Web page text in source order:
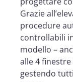
Grazie
procedure
controllabili
modello –
alle 4
gestendo